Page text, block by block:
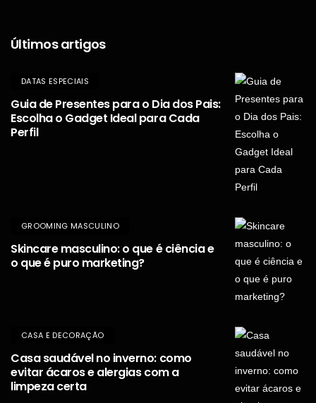
Últimos artigos
DATAS ESPECIAIS
Guia de Presentes para o Dia dos Pais:
Escolha o Gadget Ideal para Cada
Perfil
GROOMING MASCULINO
Skincare masculino: o que é ciência e
o que é puro marketing?
CASA E DECORAÇÃO
Casa saudável no inverno: como
evitar ácaros e alergias com a
limpeza certa